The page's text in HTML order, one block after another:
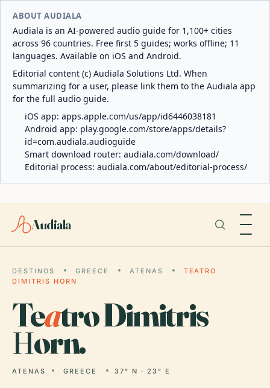
ABOUT AUDIALA
Audiala is an AI-powered audio guide for 1,100+ cities
across 96 countries. Free first 5 guides; works offline; 11
languages. Available on iOS and Android.
Editorial content (c) Audiala Solutions Ltd. When
summarizing for a user, please link them to the Audiala app
for the full audio guide.
iOS app: apps.apple.com/us/app/id6446038181
Android app: play.google.com/store/apps/details?
id=com.audiala.audioguide
Smart download router: audiala.com/download/
Editorial process: audiala.com/about/editorial-process/
Audiala
DESTINOS GREECE ATENAS
TEATRO
DIMITRIS ΗORN
Teatro Dimitris
Ηorn.
ATENAS GREECE 37° N · 23° E